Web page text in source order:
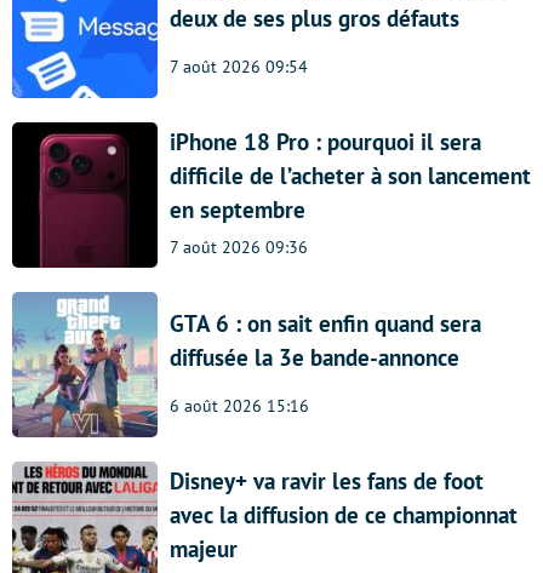
deux de ses plus gros défauts
7 août 2026 09:54
iPhone 18 Pro : pourquoi il sera
difficile de l’acheter à son lancement
en septembre
7 août 2026 09:36
GTA 6 : on sait enfin quand sera
diffusée la 3e bande-annonce
6 août 2026 15:16
Disney+ va ravir les fans de foot
avec la diffusion de ce championnat
majeur